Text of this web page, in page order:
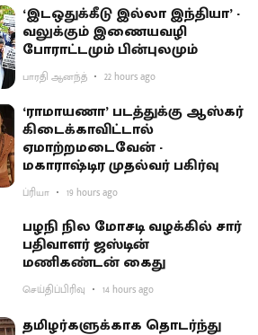
‘இடஒதுக்கீடு இல்லா இந்தியா’ -
வலுக்கும் இணையவழி
போராட்டமும் பின்புலமும்
பாரதி ஆனந்த் 22 hours ago
‘ராமாயணா’ படத்துக்கு ஆஸ்கர்
கிடைக்காவிட்டால்
ஏமாற்றமடைவேன் -
மகாராஷ்டிர முதல்வர் பகிர்வு
ப்ரியா 19 hours ago
பழநி நில மோசடி வழக்கில் சார்
பதிவாளர் ஜஸ்டின்
மணிகண்டன் கைது
செய்திப்பிரிவு 14 hours ago
தமிழர்களுக்காக தொடர்ந்து